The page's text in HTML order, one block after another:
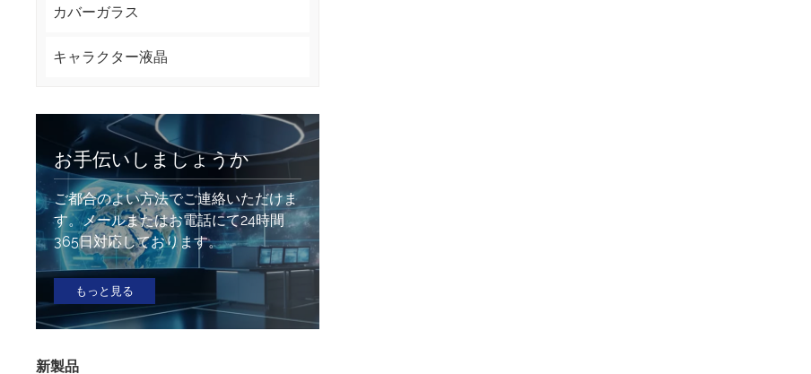
カバーガラス
キャラクター液晶
お手伝いしましょうか
ご都合のよい方法でご連絡いただけま
す。メールまたはお電話にて24時間
365日対応しております。
もっと見る
新製品